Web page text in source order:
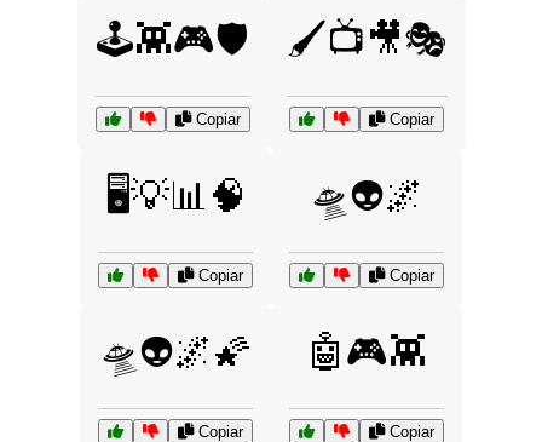
🕹️👾🎮🛡️
Copiar
🖌️📺🎥🎭
Copiar
🖥️💡📊🧠
Copiar
🛸👽🌌
Copiar
🛸👽🌌🌠
Copiar
🤖🎮👾
Copiar